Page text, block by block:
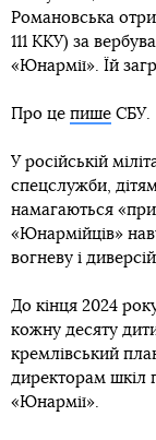
Романовська
111 ККУ) за
«Юнармії». Їй
Про це пише СБУ.
У російській
спецслужби,
намагаються
«Юнармійців»
вогневу і
До кінця 2024
кожну десяту
кремлівський
директорам шкіл
«Юнармії».